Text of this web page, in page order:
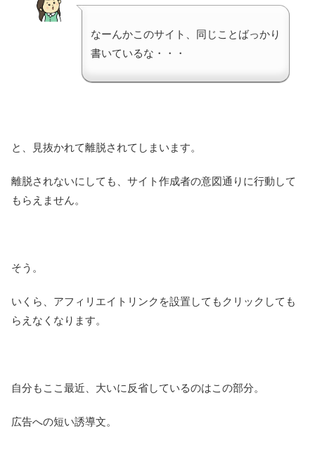
なーんかこのサイト、同じことばっかり
書いているな・・・
と、見抜かれて離脱されてしまいます。
離脱されないにしても、サイト作成者の意図通りに行動して
もらえません。
そう。
いくら、アフィリエイトリンクを設置してもクリックしても
らえなくなります。
自分もここ最近、大いに反省しているのはこの部分。
広告への短い誘導文。